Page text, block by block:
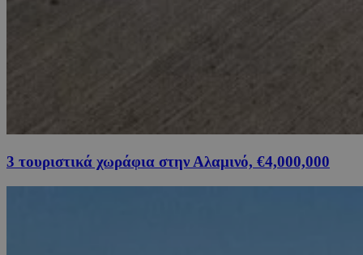
3 τουριστικά χωράφια στην Αλαμινό, €4,000,000